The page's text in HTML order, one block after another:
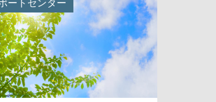
ートセンター